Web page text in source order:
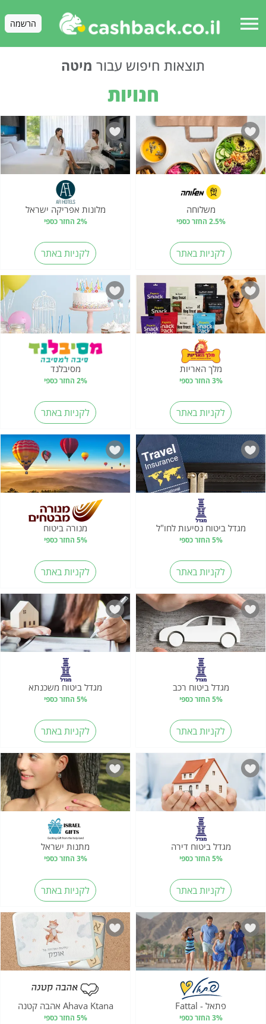
menu הרשמה
תוצאות חיפוש עבור מיטה
חנויות
משלוחה
2.5% החזר כספי
לקניות באתר
מלונות אפריקה ישראל‎
2% החזר כספי
לקניות באתר
מלך האריות
3% החזר כספי
לקניות באתר
מסיבלנד
2% החזר כספי
לקניות באתר
מגדל ביטוח נסיעות לחו"ל
5% החזר כספי
לקניות באתר
מנורה ביטוח
5% החזר כספי
לקניות באתר
מגדל ביטוח רכב
5% החזר כספי
לקניות באתר
מגדל ביטוח משכנתא
5% החזר כספי
לקניות באתר
מגדל ביטוח דירה
5% החזר כספי
לקניות באתר
מתנות ישראל
3% החזר כספי
לקניות באתר
פתאל - Fattal
3% החזר כספי
Ahava Ktana אהבה קטנה
5% החזר כספי